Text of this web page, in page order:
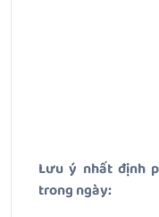
Lưu ý nhất định
trong ngày: